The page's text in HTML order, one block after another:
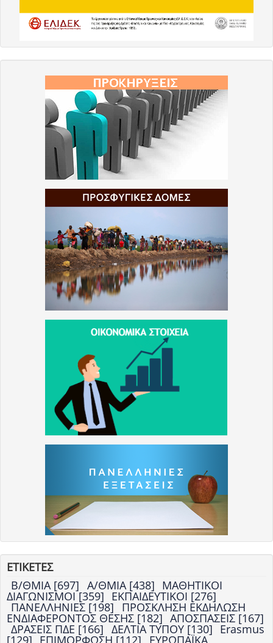
ΕΤΙΚΕΤΕΣ
Β/ΘΜΙΑ [697] Α/ΘΜΙΑ [438] ΜΑΘΗΤΙΚΟΙ
ΔΙΑΓΩΝΙΣΜΟΙ [359] ΕΚΠΑΙΔΕΥΤΙΚΟΙ [276]
ΠΑΝΕΛΛΗΝΙΕΣ [198] ΠΡΟΣΚΛΗΣΗ ΕΚΔΗΛΩΣΗ
ΕΝΔΙΑΦΕΡΟΝΤΟΣ ΘΕΣΗΣ [182] ΑΠΟΣΠΑΣΕΙΣ [167]
ΔΡΑΣΕΙΣ ΠΔΕ [166] ΔΕΛΤΙΑ ΤΥΠΟΥ [130] Erasmus
[129] ΕΠΙΜΟΡΦΩΣΗ [112] ΕΥΡΩΠΑΪΚΑ